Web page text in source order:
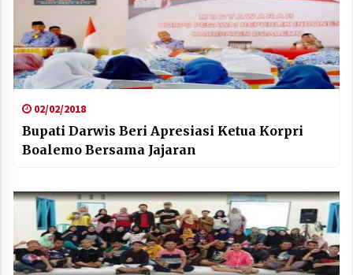
02/02/2018
Bupati Darwis Beri Apresiasi Ketua Korpri
Boalemo Bersama Jajaran